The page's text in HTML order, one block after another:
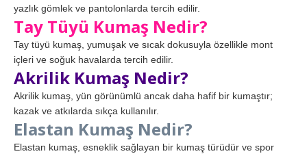
yazlık gömlek ve pantolonlarda tercih edilir.
Tay Tüyü Kumaş Nedir?
Tay tüyü kumaş, yumuşak ve sıcak dokusuyla özellikle mont
içleri ve soğuk havalarda tercih edilir.
Akrilik Kumaş Nedir?
Akrilik kumaş, yün görünümlü ancak daha hafif bir kumaştır;
kazak ve atkılarda sıkça kullanılır.
Elastan Kumaş Nedir?
Elastan kumaş, esneklik sağlayan bir kumaş türüdür ve spor